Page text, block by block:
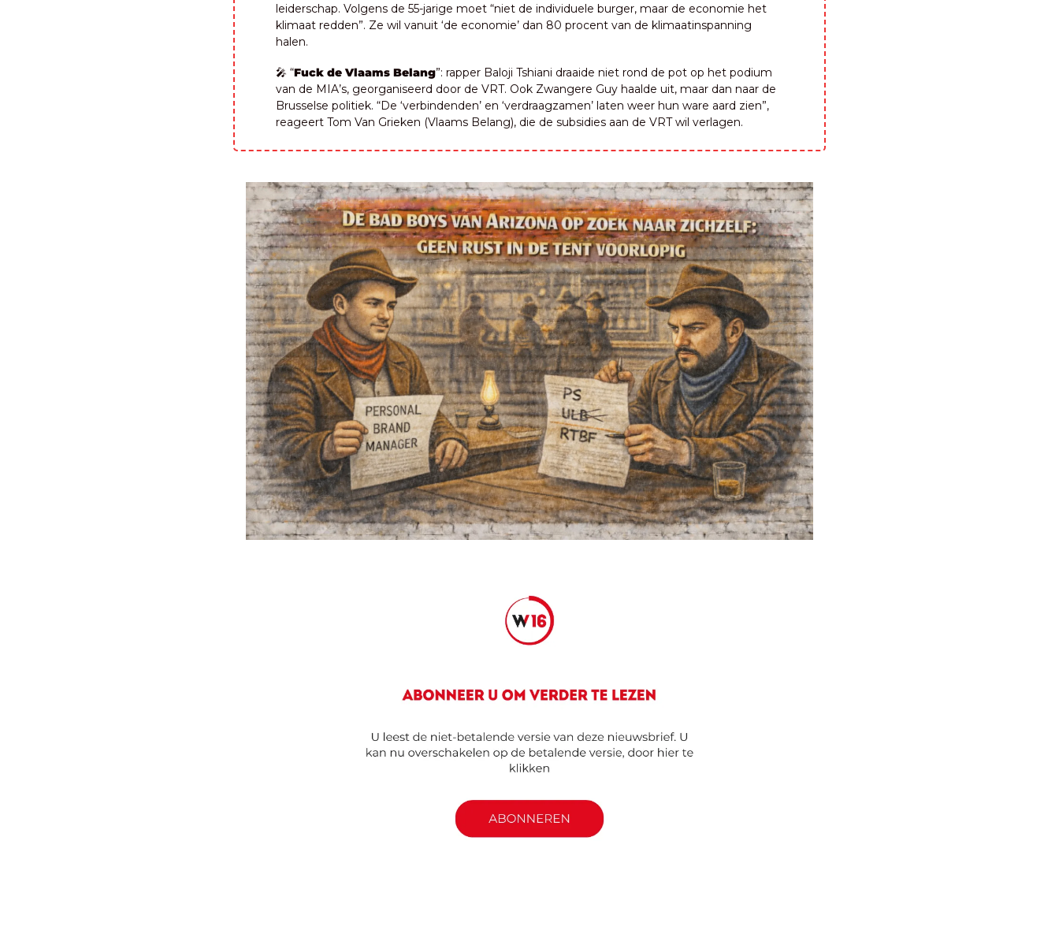
leiderschap. Volgens de 55-jarige moet “niet de individuele burger, maar de economie het
klimaat redden”. Ze wil vanuit ‘de economie’ dan 80 procent van de klimaatinspanning
halen.
🎤 “Fuck de Vlaams Belang”: rapper Baloji Tshiani draaide niet rond de pot op het podium
van de MIA’s, georganiseerd door de VRT. Ook Zwangere Guy haalde uit, maar dan naar de
Brusselse politiek. “De ‘verbindenden’ en ‘verdraagzamen’ laten weer hun ware aard zien”,
reageert Tom Van Grieken (Vlaams Belang), die de subsidies aan de VRT wil verlagen.